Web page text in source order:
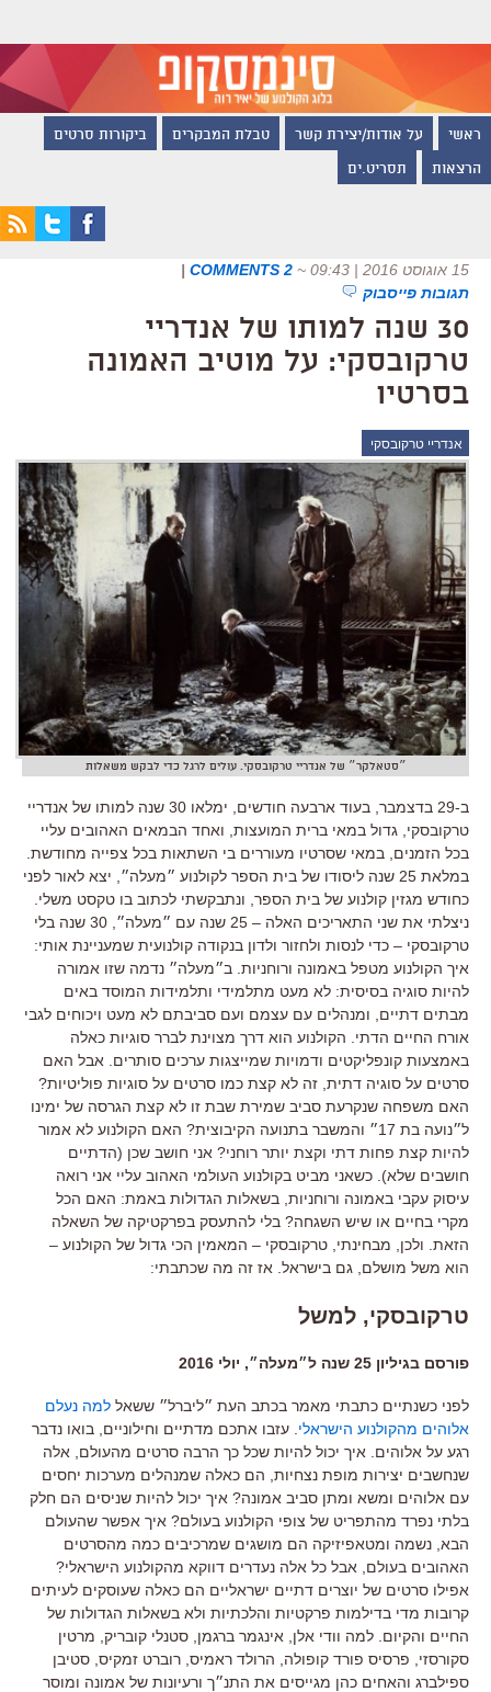
ראשי על אודות/יצירת קשר טבלת המבקרים ביקורות סרטים
הרצאות תסריט.ים
15 אוגוסט 2016 | 09:43 ~
2 COMMENTS
|
תגובות פייסבוק
30 שנה למותו של אנדריי
טרקובסקי: על מוטיב האמונה
בסרטיו
אנדריי טרקובסקי
״סטאלקר״ של אנדריי טרקובסקי. עולים לרגל כדי לבקש משאלות
ב-29 בדצמבר, בעוד ארבעה חודשים, ימלאו 30 שנה למותו של אנדריי
טרקובסקי, גדול במאי ברית המועצות, ואחד הבמאים האהובים עליי
בכל הזמנים, במאי שסרטיו מעוררים בי השתאות בכל צפייה מחודשת.
במלאת 25 שנה ליסודו של בית הספר לקולנוע ״מעלה״, יצא לאור לפני
כחודש מגזין קולנוע של בית הספר, ונתבקשתי לכתוב בו טקסט משלי.
ניצלתי את שני התאריכים האלה – 25 שנה עם ״מעלה״, 30 שנה בלי
טרקובסקי – כדי לנסות ולחזור ולדון בנקודה קולנועית שמעניינת אותי:
איך הקולנוע מטפל באמונה ורוחניות. ב״מעלה״ נדמה שזו אמורה
להיות סוגיה בסיסית: לא מעט מתלמידי ותלמידות המוסד באים
מבתים דתיים, ומנהלים עם עצמם ועם סביבתם לא מעט ויכוחים לגבי
אורח החיים הדתי. הקולנוע הוא דרך מצוינת לברר סוגיות כאלה
באמצעות קונפליקטים ודמויות שמייצגות ערכים סותרים. אבל האם
סרטים על סוגיה דתית, זה לא קצת כמו סרטים על סוגיות פוליטיות?
האם משפחה שנקרעת סביב שמירת שבת זו לא קצת הגרסה של ימינו
ל״נועה בת 17״ והמשבר בתנועה הקיבוצית? האם הקולנוע לא אמור
להיות קצת פחות דתי וקצת יותר רוחני? אני חושב שכן (הדתיים
חושבים שלא). כשאני מביט בקולנוע העולמי האהוב עליי אני רואה
עיסוק עקבי באמונה ורוחניות, בשאלות הגדולות באמת: האם הכל
מקרי בחיים או שיש השגחה? בלי להתעסק בפרקטיקה של השאלה
הזאת. ולכן, מבחינתי, טרקובסקי – המאמין הכי גדול של הקולנוע –
הוא משל מושלם, גם בישראל. אז זה מה שכתבתי:
טרקובסקי, למשל
פורסם בגיליון 25 שנה ל״מעלה״, יולי 2016
לפני כשנתיים כתבתי מאמר בכתב העת ״ליברל״ ששאל למה נעלם
אלוהים מהקולנוע הישראלי . עזבו אתכם מדתיים וחילוניים, בואו נדבר
רגע על אלוהים. איך יכול להיות שכל כך הרבה סרטים מהעולם, אלה
שנחשבים יצירות מופת נצחיות, הם כאלה שמנהלים מערכות יחסים
עם אלוהים ומשא ומתן סביב אמונה? איך יכול להיות שניסים הם חלק
בלתי נפרד מהתפריט של צופי הקולנוע בעולם? איך אפשר שהעולם
הבא, נשמה ומטאפיזיקה הם מושגים שמרכיבים כמה מהסרטים
האהובים בעולם, אבל כל אלה נעדרים דווקא מהקולנוע הישראלי?
אפילו סרטים של יוצרים דתיים ישראליים הם כאלה שעוסקים לעיתים
קרובות מדי בדילמות פרקטיות והלכתיות ולא בשאלות הגדולות של
החיים והקיום. למה וודי אלן, אינגמר ברגמן, סטנלי קובריק, מרטין
סקורסזי, פרסיס פורד קופולה, הרולד ראמיס, רוברט זמקיס, סטיבן
ספילברג והאחים כהן מגייסים את התנ״ך ורעיונות של אמונה ומוסר